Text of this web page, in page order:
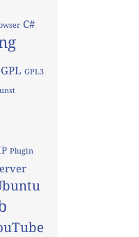
C#
GPL GPL3
Plugin